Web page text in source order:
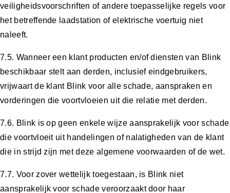
veiligheidsvoorschriften of andere toepasselijke regels voor
het betreffende laadstation of elektrische voertuig niet
naleeft.
7.5. Wanneer een klant producten en/of diensten van Blink
beschikbaar stelt aan derden, inclusief eindgebruikers,
vrijwaart de klant Blink voor alle schade, aanspraken en
vorderingen die voortvloeien uit die relatie met derden.
7.6. Blink is op geen enkele wijze aansprakelijk voor schade
die voortvloeit uit handelingen of nalatigheden van de klant
die in strijd zijn met deze algemene voorwaarden of de wet.
7.7. Voor zover wettelijk toegestaan, is Blink niet
aansprakelijk voor schade veroorzaakt door haar